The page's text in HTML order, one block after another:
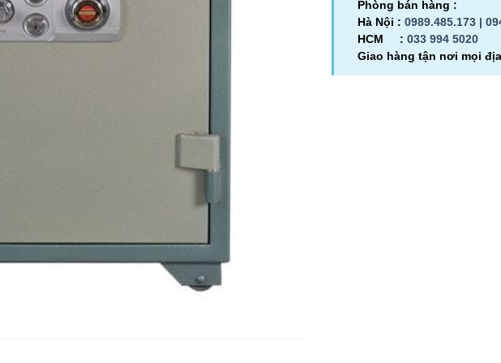
Phòng bán hàng :
Hà Nội : 0989.485.173 |
HCM : 033 994 5020
Giao hàng tận nơi mọi